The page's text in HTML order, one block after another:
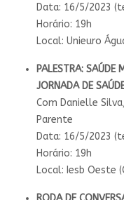
Data: 16/5/2023
Horário: 19h
Local: Unieuro
PALESTRA: SAÚDE
JORNADA DE
Com Danielle
Parente
Data: 16/5/2023
Horário: 19h
Local: Iesb Oeste